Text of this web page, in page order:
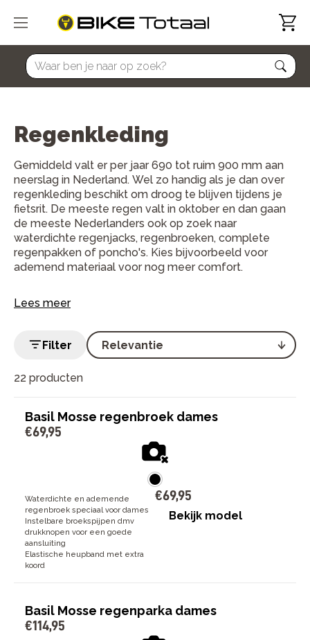
home
Regenkleding
Gemiddeld valt er per jaar 690 tot ruim 900 mm aan
neerslag in Nederland. Wel zo handig als je dan over
regenkleding beschikt om droog te blijven tijdens je
fietsrit. De meeste regen valt in oktober en dan gaan
de meeste Nederlanders ook op zoek naar
waterdichte regenjacks, regenbroeken, complete
regenpakken of poncho's. Kies bijvoorbeeld voor
ademend materiaal voor nog meer comfort.
Lees meer
22 producten
Filter
Basil Mosse regenbroek dames
€69,95
Waterdichte en ademende
regenbroek speciaal voor dames
Instelbare broekspijpen dmv
drukknopen voor een goede
aansluiting
Elastische heupband met extra
koord
€69,95
Bekijk model
Basil Mosse regenparka dames
€114,95